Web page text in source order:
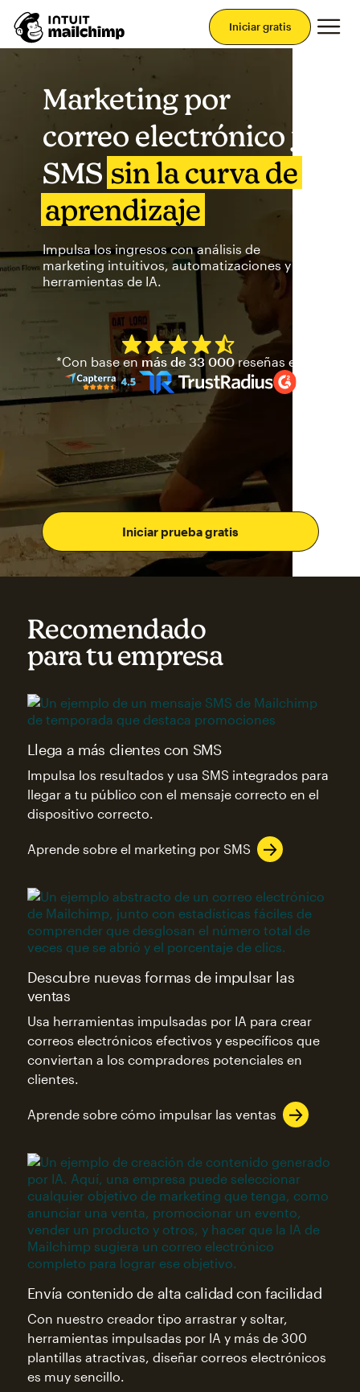
Iniciar gratis
Marketing por
correo electrónico y
SMS sin la curva de
aprendizaje
Impulsa los ingresos con análisis de
marketing intuitivos, automatizaciones y
herramientas de IA.
Iniciar prueba gratis
Mailchimp tiene una
*Con base enmás de 33 000reseñas en
Recomendado
para tu empresa
Llega a más clientes con SMS
Impulsa los resultados y usa SMS integrados para
llegar a tu público con el mensaje correcto en el
dispositivo correcto.
Aprende sobre el marketing por SMS
Descubre nuevas formas de impulsar las
ventas
Usa herramientas impulsadas por IA para crear
correos electrónicos efectivos y específicos que
conviertan a los compradores potenciales en
clientes.
Aprende sobre cómo impulsar las ventas
Envía contenido de alta calidad con facilidad
Con nuestro creador tipo arrastrar y soltar,
herramientas impulsadas por IA y más de 300
plantillas atractivas, diseñar correos electrónicos
es muy sencillo.